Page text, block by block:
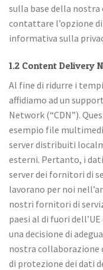
sulla base della
contattare l’opzione
informativa sulla
1.2 Content Delivery
Al fine di ridurre i
affidiamo ad un
Network (“CDN”).
esempio file
server distribuiti
esterni. Pertanto, i
server dei fornitori di
lavorano per noi
nostri fornitori di
paesi al di fuori
una decisione di
nostra collaborazione
di protezione dei dati